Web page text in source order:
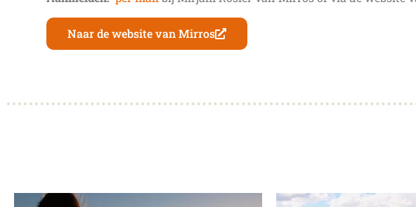
Naar de website van Mirros